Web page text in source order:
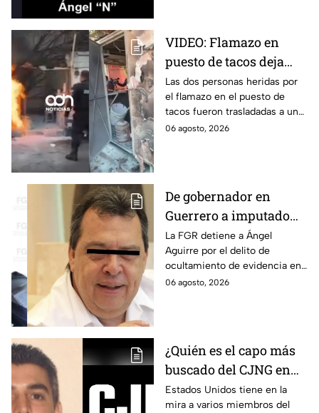
VIDEO: Flamazo en
puesto de tacos deja
dos heridos en CDMX
Las dos personas heridas por
el flamazo en el puesto de
tacos fueron trasladadas a un
hospital para recibir atención
06 agosto, 2026
De gobernador en
Guerrero a imputado
por la "Verdad
Histórica"; Así fue como
Ángel Aguirre obstruyó
la justicia en caso
La FGR detiene a Ángel
Aguirre por el delito de
ocultamiento de evidencia en
el caso Ayotzinapa. Esta es la
06 agosto, 2026
¿Quién es el capo más
buscado del CJNG en
Estados Unidos?
Estados Unidos tiene en la
mira a varios miembros del